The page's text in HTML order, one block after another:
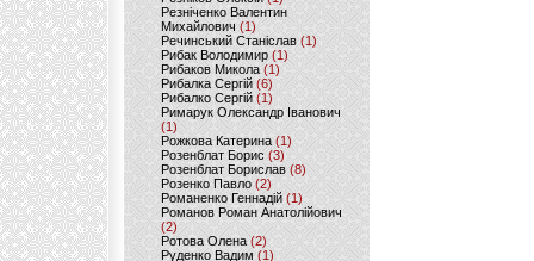
Резніченко Валентин
Михайлович (1)
Речинський Станіслав (1)
Рибак Володимир(1)
Рибаков Микола(1)
Рибалка Сергій (6)
Рибалко Сергій (1)
Римарук Олександр Іванович
(1)
Рожкова Катерина(1)
Розенблат Борис (3)
Розенблат Борислав (8)
Розенко Павло (2)
Романенко Геннадій (1)
Романов Роман Анатолійович
(2)
Ротова Олена(2)
Руденко Вадим (1)